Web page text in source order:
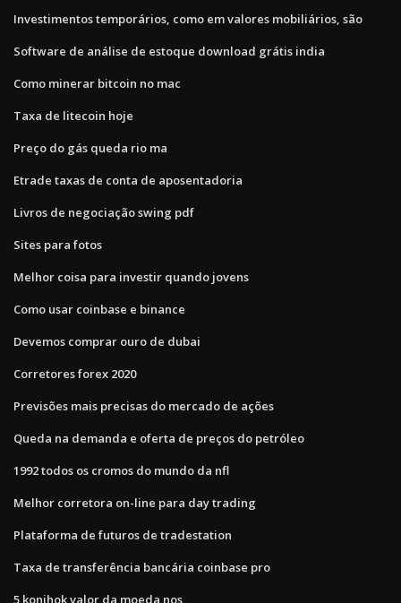
Investimentos temporários, como em valores mobiliários, são
Software de análise de estoque download grátis india
Como minerar bitcoin no mac
Taxa de litecoin hoje
Preço do gás queda rio ma
Etrade taxas de conta de aposentadoria
Livros de negociação swing pdf
Sites para fotos
Melhor coisa para investir quando jovens
Como usar coinbase e binance
Devemos comprar ouro de dubai
Corretores forex 2020
Previsões mais precisas do mercado de ações
Queda na demanda e oferta de preços do petróleo
1992 todos os cromos do mundo da nfl
Melhor corretora on-line para day trading
Plataforma de futuros de tradestation
Taxa de transferência bancária coinbase pro
5 konihok valor da moeda nos